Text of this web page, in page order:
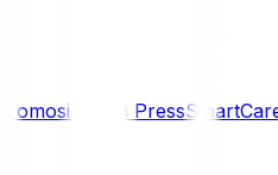
Promosi Siaran Press